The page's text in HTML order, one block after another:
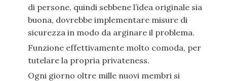
di persone, quindi sebbene l’idea originale sia
buona, dovrebbe implementare misure di
sicurezza in modo da arginare il problema.
Funzione effettivamente molto comoda, per
tutelare la propria privateness.
Ogni giorno oltre mille nuovi membri si